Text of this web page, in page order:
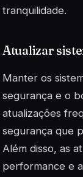
tranquilidade.
Atualizar
Manter os
segurança e o
atualizações
segurança que
Além disso, as
performance e